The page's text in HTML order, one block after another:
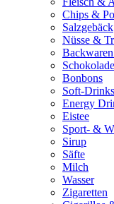
Chips &
Salzgebäck
Nüsse &
Bonbons
Soft-Drinks
Energy
Eistee
Sport- &
Sirup
Säfte
Milch
Wasser
Zigaretten